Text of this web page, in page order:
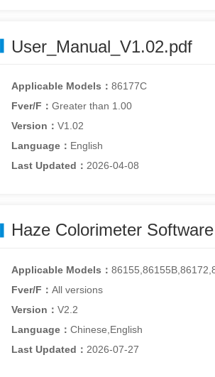
User_Manual_V1.02.pdf
Applicable Models： 86177C
Fver/F： Greater than 1.00
Version： V1.02
Language： English
Last Updated： 2026-04-08
Applicable Models：
Fver/F： All versions
Version： V2.2
Language： Chinese,English
Last Updated： 2026-07-27